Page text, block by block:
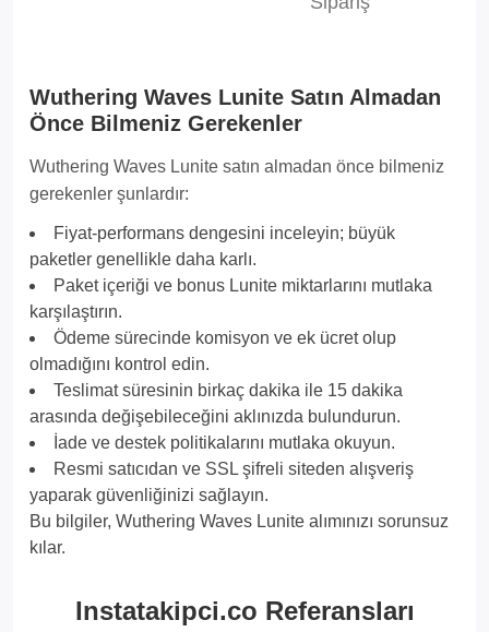
Wuthering Waves Lunite Satın Almadan
Önce Bilmeniz Gerekenler
Wuthering Waves Lunite satın almadan önce bilmeniz
gerekenler şunlardır:
Fiyat-performans dengesini inceleyin; büyük
paketler genellikle daha karlı.
Paket içeriği ve bonus Lunite miktarlarını mutlaka
karşılaştırın.
Ödeme sürecinde komisyon ve ek ücret olup
olmadığını kontrol edin.
Teslimat süresinin birkaç dakika ile 15 dakika
arasında değişebileceğini aklınızda bulundurun.
İade ve destek politikalarını mutlaka okuyun.
Resmi satıcıdan ve SSL şifreli siteden alışveriş
yaparak güvenliğinizi sağlayın.
Bu bilgiler, Wuthering Waves Lunite alımınızı sorunsuz
kılar.
Instatakipci.co Referansları